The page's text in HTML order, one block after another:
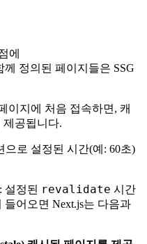
에
께 정의된 페이지들은 SSG
이지에 처음 접속하면, 캐
제공됩니다.
으로 설정된 시간(예: 60초)
: 설정된 revalidate 시간
어오면 Next.js는 다음과